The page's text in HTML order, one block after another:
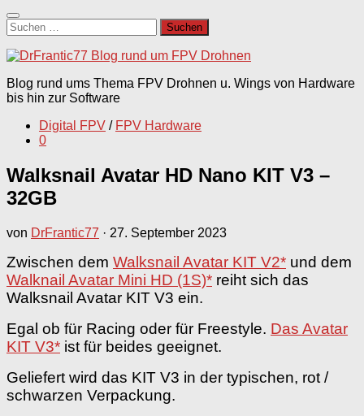
Suchen
nach:
Blog rund ums Thema FPV Drohnen u. Wings von Hardware
bis hin zur Software
Digital FPV / FPV Hardware
0
Walksnail Avatar HD Nano KIT V3 –
32GB
von DrFrantic77 · 27. September 2023
Zwischen dem Walksnail Avatar KIT V2* und dem
Walknail Avatar Mini HD (1S)* reiht sich das
Walksnail Avatar KIT V3 ein.
Egal ob für Racing oder für Freestyle. Das Avatar
KIT V3* ist für beides geeignet.
Geliefert wird das KIT V3 in der typischen, rot /
schwarzen Verpackung.